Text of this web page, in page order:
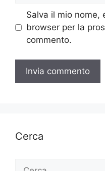
Salva il mio nome,
browser per la
commento.
Cerca